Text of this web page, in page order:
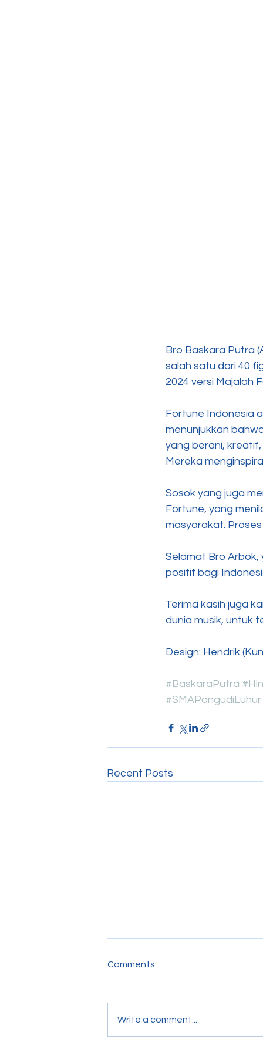
Bro Baskara Putra
salah satu dari 40
2024 versi Majalah
Fortune Indonesia
menunjukkan
yang berani,
Mereka
Sosok yang juga
Fortune, yang
masyarakat.
Selamat Bro
positif bagi
Terima kasih juga
dunia musik, untuk
Design: Hendrik
#BaskaraPutra
#SMAPangudiLuhur
Recent Posts
Comments
Write a comment...